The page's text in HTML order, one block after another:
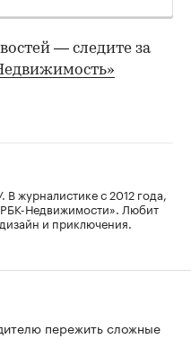
— следите за
журналистике с 2012 года,
Недвижимости». Любит
и приключения.
пережить сложные